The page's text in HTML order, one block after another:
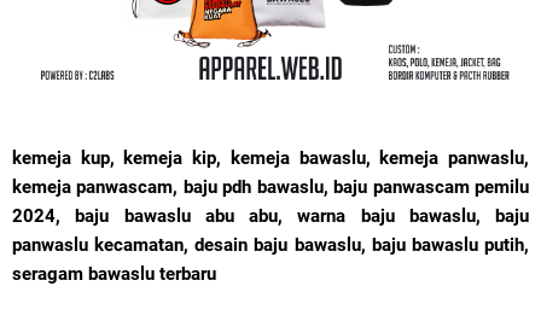
kemeja kup, kemeja kip, kemeja bawaslu, kemeja panwaslu,
kemeja panwascam, baju pdh bawaslu, baju panwascam pemilu
2024, baju bawaslu abu abu, warna baju bawaslu, baju
panwaslu kecamatan, desain baju bawaslu, baju bawaslu putih,
seragam bawaslu terbaru